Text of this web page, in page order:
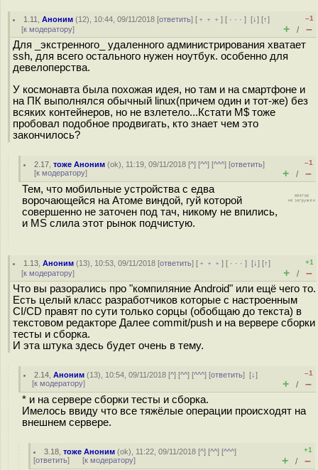
1.11 ,Аноним (12), 10:44, 09/11/2018 [ответить] [ ﹢﹢﹢] [ · · ·][↓] [↑]
[к модератору]
–1
+ / –
Для _экстренного_ удаленного администрирования хватает
ssh, для всего остального нужен ноутбук. особенно для
девелоперства.
У космонавта была похожая идея, но там и на смартфоне и
на ПК выполнялся обычный linux(причем один и тот-же) без
всяких контейнеров, но не взлетело...Кстати M$ тоже
пробовал подобное продвигать, кто знает чем это
закончилось?
2.17 ,тоже Аноним (ok), 11:19, 09/11/2018 [^] [^^] [^^^] [ответить]
[к модератору]
–1
+ / –
Тем, что мобильные устройства с едва
ворочающейся на Атоме виндой, гуй которой
совершенно не заточен под тач, никому не впились,
и MS слила этот рынок подчистую.
1.13 ,Аноним (13), 10:53, 09/11/2018 [ответить] [ ﹢﹢﹢] [ · · ·][↓] [↑]
[к модератору]
+1
+ / –
Что вы разорались про "компиляние Android" или ещё чего то.
Есть целый класс разработчиков которые с настроенным
CI/CD правят по сути только сорцы (обобщаю до текста) в
текстовом редакторе Далее commit/push и на вервере сборки
тесты и сборка.
И эта штука здесь будет очень в тему.
2.14 ,Аноним (13), 10:54, 09/11/2018 [^] [^^] [^^^] [ответить][↓]
[к модератору]
–1
+ / –
* и на cервере сборки тесты и сборка.
Имелось ввиду что все тяжёлые операции происходят на
внешнем сервере.
3.18 ,тоже Аноним (ok), 11:22, 09/11/2018 [^] [^^] [^^^]
[ответить] [к модератору]
+1
+ / –